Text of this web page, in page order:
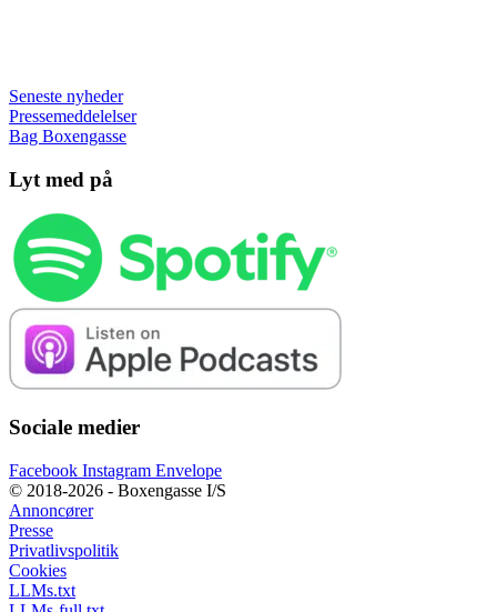
Seneste nyheder
Pressemeddelelser
Bag Boxengasse
Lyt med på
Sociale medier
Facebook Instagram Envelope
© 2018-2026 - Boxengasse I/S
Annoncører
Presse
Privatlivspolitik
Cookies
LLMs.txt